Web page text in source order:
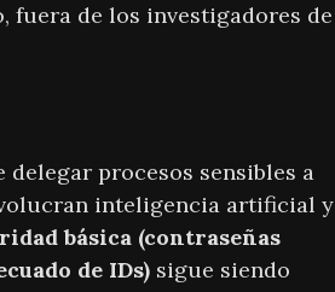
fuera de los investigadores de
procesos sensibles a
inteligencia artificial y
básica (contraseñas
de IDs) sigue siendo